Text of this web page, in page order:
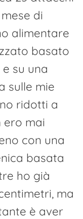
di
alimentare
basato
su una
sulle mie
ridotti a
ero mai
con una
basata
ho già
ma
è aver